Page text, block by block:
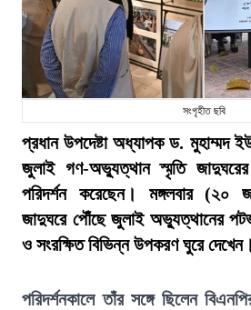
সংগৃহীত ছবি
প্রধান উপদেষ্টা অধ্যাপক ড. মুহাম্মদ
জুলাই গণ-অভ্যুত্থান স্মৃতি
পরিদর্শন করেছেন। মঙ্গলবার (২০
জাদুঘরে পৌঁছে জুলাই অভ্যুত্থানের
ও সংরক্ষিত বিভিন্ন উপকরণ ঘুরে দেখেন।
পরিদর্শনকালে তাঁর সঙ্গে ছিলেন